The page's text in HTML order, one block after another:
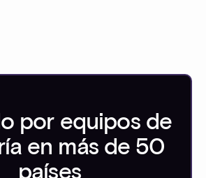
por equipos de
en más de 50
países